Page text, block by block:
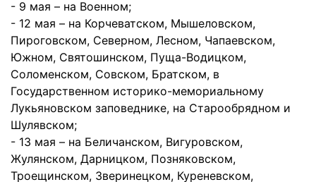
- 9 мая – на Военном;
- 12 мая – на Корчеватском, Мышеловском,
Пироговском, Северном, Лесном, Чапаевском,
Южном, Святошинском, Пуща-Водицком,
Соломенском, Совском, Братском, в
Государственном историко-мемориальному
Лукьяновском заповеднике, на Старообрядном и
Шулявском;
- 13 мая – на Беличанском, Вигуровском,
Жулянском, Дарницком, Позняковском,
Троещинском, Зверинецком, Куреневском,